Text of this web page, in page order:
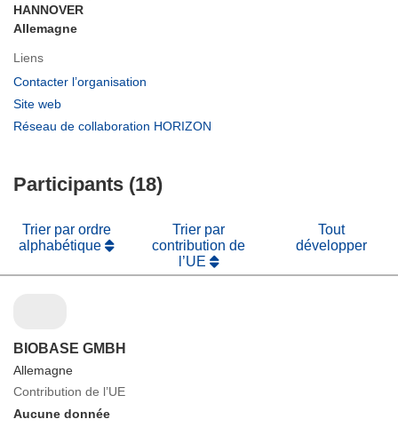
HANNOVER
Allemagne
Liens
Contacter l’organisation
Site web
dans
fenêtre)
Réseau de collaboration HORIZON
Participants (18)
Trier par ordre
alphabétique
Trier par
contribution de
l’UE
Tout
développer
BIOBASE GMBH
Allemagne
Contribution de l’UE
Aucune donnée